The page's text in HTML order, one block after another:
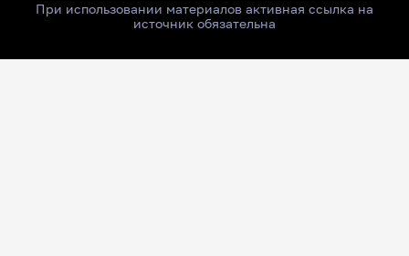
При использовании материалов активная ссылка на
источник обязательна